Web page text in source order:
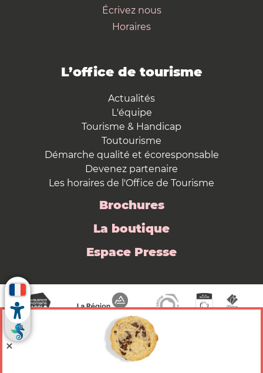
Écrivez nous
Horaires
L’office de tourisme
Actualités
L'équipe
Tourisme & Handicap
Toutourisme
Démarche qualité et écoresponsable
Devenez partenaire
Les horaires de l'Office de Tourisme
Brochures
La boutique
Espace Presse